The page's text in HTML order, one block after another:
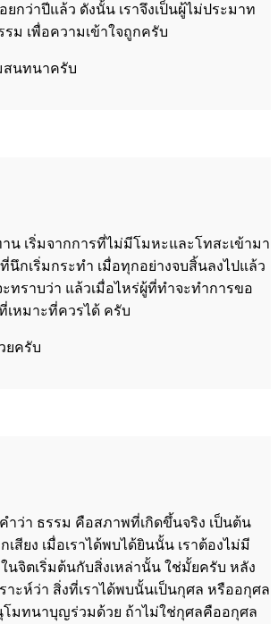
กว่าปีแล้ว ดังนั้น เราจึงเป็นผู้ไม่ประมาท
ม เพื่อความเข้าใจถูกครับ
นทนาครับ
น เริ่มจากการที่ไม่มีโมหะและโทสะเข้ามา
นึกเริ่มกระทำ เมื่อทุกอย่างจบสิ้นลงไปแล้ว
ทราบว่า แล้วเมื่อไหร่ผู้ที่ทำจะทำการขอ
หมาะที่ควรได้ ครับ
ยครับ
ำว่า ธรรม คือสภาพที่เกิดขึ้นจริง เป็นต้น
สียง เมื่อเราได้พบได้ยินนั้น เราต้องไม่มี
นจิตเริ่มต้นกับสิ่งเหล่านั้น ใช่มั้ยครับ หลัง
าะห์ว่า สิ่งที่เราได้พบนั้นเป็นกุศล หรืออกุศล
โมทนาบุญร่วมด้วย ถ้าไม่ใช่กุศลคืออกุศล